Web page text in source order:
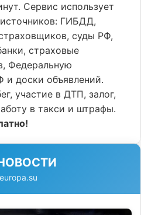
Сервис использует
ГИБДД,
суды РФ,
страховые
Федеральную
доски объявлений.
участие в ДТП, залог,
в такси и штрафы.